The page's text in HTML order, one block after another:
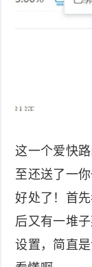
这一个爱快
至还送了一
好处了！首
后又有一堆
设置，简直